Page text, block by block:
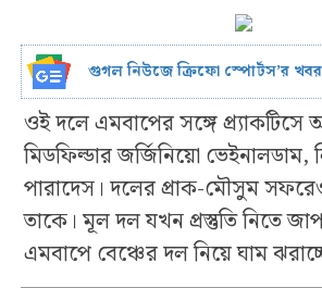
গুগল নিউজে ক্রিফো স্পোর্টস’র
ওই দলে এমবাপের সঙ্গে
মিডফিল্ডার জর্জিনিয়ো ভেইনালডাম,
পারাদেস। দলের প্রাক-মৌসুম
তাকে। মূল দল যখন প্রস্তুতি নিতে
এমবাপে বেঞ্চের দল নিয়ে ঘাম